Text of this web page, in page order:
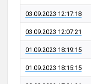
03.09.2023 12:17:18
03.09.2023 12:07:21
01.09.2023 18:19:15
01.09.2023 18:15:15